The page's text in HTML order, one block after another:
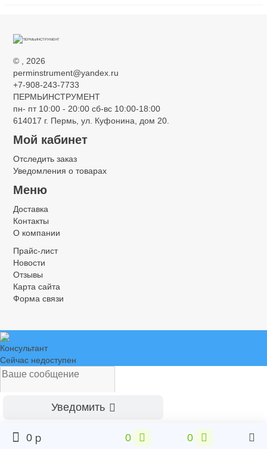
Уведомить
©
, 2026
perminstrument@yandex.ru
+7-908-243-7733
ПЕРМЬИНСТРУМЕНТ
пн- пт 10:00 - 20:00 сб-вс 10:00-18:00
614017 г. Пермь, ул. Куфонина, дом 20.
Мой кабинет
Отследить заказ
Уведомления о товарах
Меню
Доставка
Контакты
О компании
Прайс-лист
Новости
Отзывы
Карта сайта
Форма связи
Консультант
Сейчас недоступен
0 p 0 0